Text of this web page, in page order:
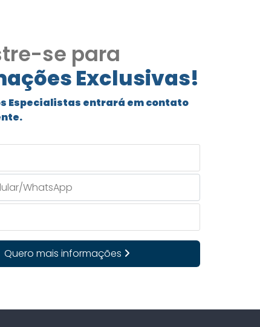
se para
Exclusivas!
Especialistas entrará em contato
Quero mais informações